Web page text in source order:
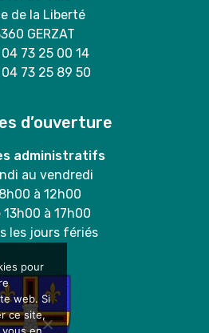
de la Liberté
GERZAT
04 73 25 00 14
04 73 25 89 50
d’ouverture
administratifs
au vendredi
à 12h00
13h00 à 17h00
les jours fériés
pour
web. Si
ce site,